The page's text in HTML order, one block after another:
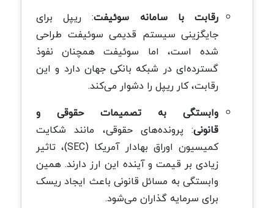
رقابت با سامانه سوئیفت:
ریپل برای
جایگزینی سیستم قدیمی سوئیفت طراحی
شده است، اما سوئیفت همچنان نفوذ
گسترده‌ای در شبکه بانکی جهان دارد و این
رقابت، کار ریپل را دشوار می‌کند.
وابستگی به تصمیمات حقوقی و
قانونی: پرونده‌های حقوقی، مانند شکایت
کمیسیون اوراق بهادار آمریکا (SEC)، تاثیر
زیادی بر قیمت و آینده این ارز دارند. همین
وابستگی به مسائل قانونی باعث ایجاد ریسک
برای سرمایه گذاران می‌شود.